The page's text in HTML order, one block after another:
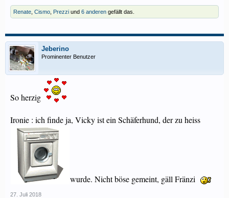
Renate Cismo Prezzi und 6 anderen gefällt das.
Jeberino
Prominenter Benutzer
So herzig
Ironie : ich finde ja, Vicky ist ein Schäferhund, der zu heiss
wurde. Nicht böse gemeint, gäll Fränzi
27. Juli 2018